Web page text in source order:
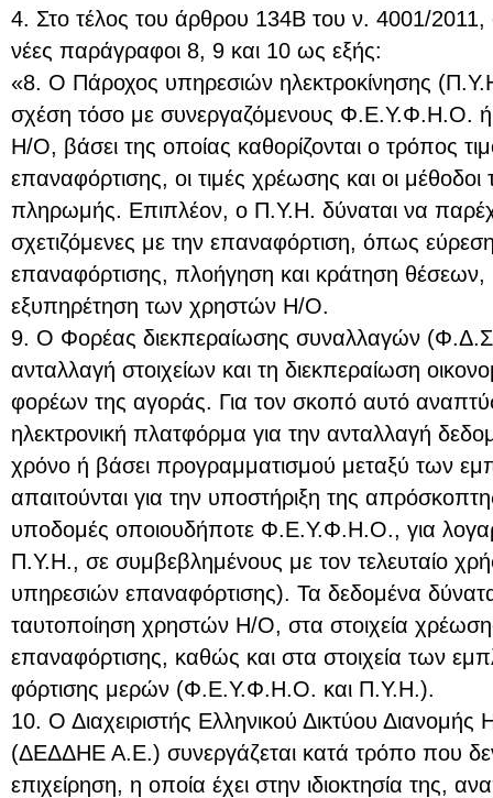
4. Στο τέλος του άρθρου 134Β του ν. 4001/2011,
νέες παράγραφοι 8, 9 και 10 ως εξής:
«8. O Πάροχος υπηρεσιών ηλεκτροκίνησης
σχέση τόσο με συνεργαζόμενους Φ.Ε.Υ.Φ.Η.Ο.
Η/Ο, βάσει της οποίας καθορίζονται ο τρόπος
επαναφόρτισης, οι τιμές χρέωσης και οι μέθοδοι
πληρωμής. Επιπλέον, ο Π.Υ.Η. δύναται να
σχετιζόμενες με την επαναφόρτιση, όπως
επαναφόρτισης, πλοήγηση και κράτηση θέσεων,
εξυπηρέτηση των χρηστών Η/Ο.
9. Ο Φορέας διεκπεραίωσης συναλλαγών (Φ.Δ.Σ.)
ανταλλαγή στοιχείων και τη διεκπεραίωση
φορέων της αγοράς. Για τον σκοπό αυτό
ηλεκτρονική πλατφόρμα για την ανταλλαγή
χρόνο ή βάσει προγραμματισμού μεταξύ των
απαιτούνται για την υποστήριξη της
υποδομές οποιουδήποτε Φ.Ε.Υ.Φ.Η.Ο., για
Π.Υ.Η., σε συμβεβλημένους με τον τελευταίο
υπηρεσιών επαναφόρτισης). Τα δεδομένα
ταυτοποίηση χρηστών Η/Ο, στα στοιχεία
επαναφόρτισης, καθώς και στα στοιχεία των
φόρτισης μερών (Φ.Ε.Υ.Φ.Η.Ο. και Π.Υ.Η.).
10. Ο Διαχειριστής Ελληνικού Δικτύου Διανομής
(ΔΕΔΔΗΕ Α.Ε.) συνεργάζεται κατά τρόπο που δεν
επιχείρηση, η οποία έχει στην ιδιοκτησία της,